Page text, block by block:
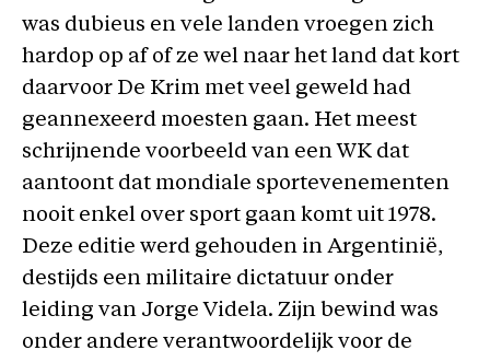
was dubieus en vele landen vroegen zich
hardop op af of ze wel naar het land dat kort
daarvoor De Krim met veel geweld had
geannexeerd moesten gaan. Het meest
schrijnende voorbeeld van een WK dat
aantoont dat mondiale sportevenementen
nooit enkel over sport gaan komt uit 1978.
Deze editie werd gehouden in Argentinië,
destijds een militaire dictatuur onder
leiding van Jorge Videla. Zijn bewind was
onder andere verantwoordelijk voor de